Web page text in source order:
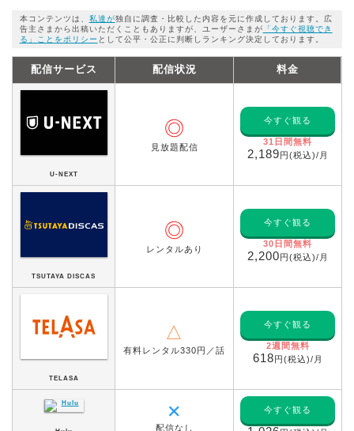
本コンテンツは、 私達が独自に調査・比較した内容を元に作成しております。広
告主さまから出稿いただくこともありますが、ユーザーさまが 「今すぐ視聴でき
る」ことをポリシー として公平・公正に判断しランキング決定しております。
配信サービス 配信状況 料金
U-NEXT
◎
見放題配信
今すぐ観る
31日間無料
2,189円(税込)/月
TSUTAYA DISCAS
◎
レンタルあり
今すぐ観る
30日間無料
2,200円(税込)/月
TELASA
△
有料レンタル330円／話
今すぐ観る
2週間無料
618円(税込)/月
✕
配信なし
今すぐ観る